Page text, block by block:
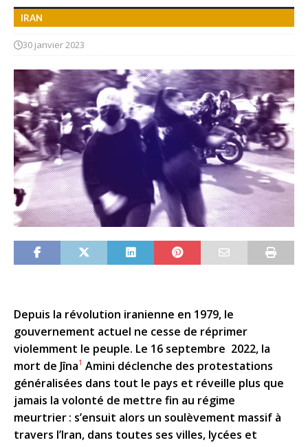
IRAN
30 janvier 2023
Depuis la révolution iranienne en 1979, le
gouvernement actuel ne cesse de réprimer
violemment le peuple. Le 16 septembre 2022, la
mort de Jîna1 Amini déclenche des protestations
généralisées dans tout le pays et réveille plus que
jamais la volonté de mettre fin au régime
meurtrier : s’ensuit alors un soulèvement massif à
travers l’Iran, dans toutes ses villes, lycées et